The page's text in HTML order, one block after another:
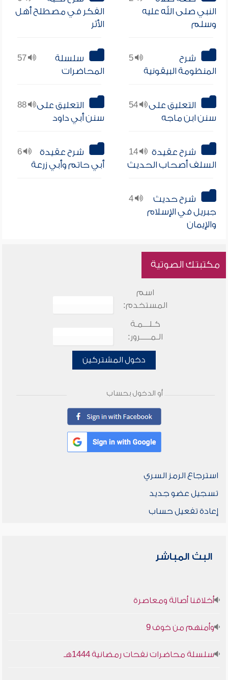
النبي صلى الله عليه
وسلم
الفكر في مصطلح أهل
الأثر
5
شرح
المنظومة البيقونية
57
سلسلة
المحاضرات
54
التعليق على
سنن ابن ماجه
88
التعليق على
سنن أبي داود
14
شرح عقيدة
السلف أصحاب الحديث
6
شرح عقيدة
أبي حاتم وأبي زرعة
4
شرح حديث
جبريل في الإسلام
والإيمان
مكتبتك الصوتية
اسم
المستخدم:
كـلـــمـة
الـمـــــرور:
دخول المشتركين
أو الدخول بحساب
استرجاع الرمز السري
تسجيل عضو جديد
إعادة تفعيل حساب
البث المباشر
أخلاقنا أصالة ومعاصرة
وأمنهم من خوف 9
سلسلة محاضرات نفحات رمضانية 1444هـ